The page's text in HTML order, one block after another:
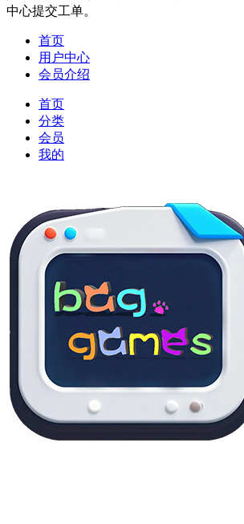
中心提交工单。
首页
用户中心
会员介绍
首页
分类
会员
我的